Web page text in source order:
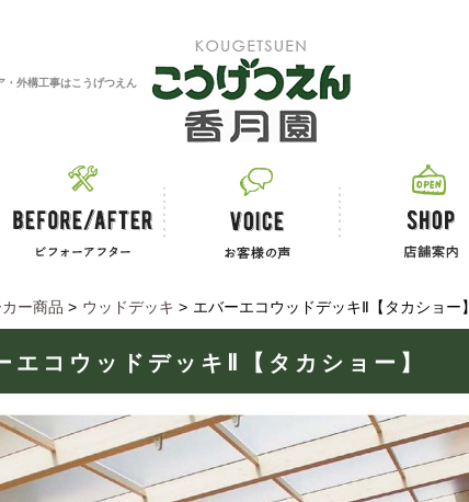
・外構工事はこうげつえん
ー商品 > ウッドデッキ > エバーエコウッドデッキⅡ【タカショー】
エコウッドデッキⅡ【タカショー】